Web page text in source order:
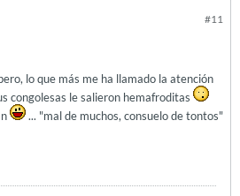
#11
lo que más me ha llamado la atención
congolesas le salieron hemafroditas
... "mal de muchos, consuelo de tontos"